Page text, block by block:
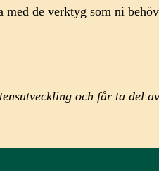
de verktyg som ni
och får ta del